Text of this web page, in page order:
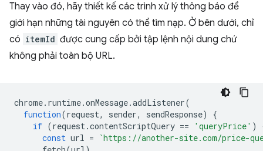
Thay vào đó, hãy thiết kế các trình xử lý thông báo để
giới hạn những tài nguyên có thể tìm nạp. Ở bên dưới, chỉ
có itemId được cung cấp bởi tập lệnh nội dung chứ
không phải toàn bộ URL.
chrome. runtime.onMessage.addListener(
function(request, sender, sendResponse)
{
if (request.contentScriptQuery == 'queryPrice' )
const url =
`https://another-site.com/price-